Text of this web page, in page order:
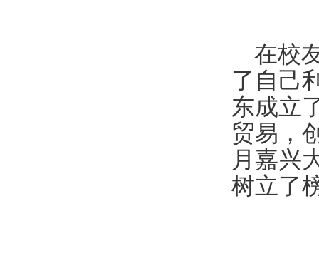
在校
了自己
东成立
贸易，
月 嘉兴
树立了